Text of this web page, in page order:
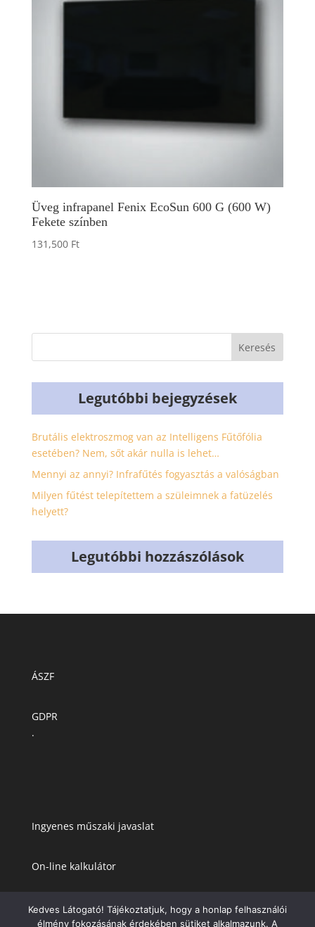
Üveg infrapanel Fenix EcoSun 600 G (600 W)
Fekete színben
131,500 Ft
Legutóbbi bejegyzések
Brutális elektroszmog van az Intelligens Fűtőfólia
esetében? Nem, sőt akár nulla is lehet…
Mennyi az annyi? Infrafűtés fogyasztás a valóságban
Milyen fűtést telepítettem a szüleimnek a fatüzelés
helyett?
Legutóbbi hozzászólások
ÁSZF
GDPR
.
Ingyenes műszaki javaslat
On-line kalkulátor
Kedves Látogató! Tájékoztatjuk, hogy a honlap felhasználói
élmény fokozásának érdekében sütiket alkalmazunk. A